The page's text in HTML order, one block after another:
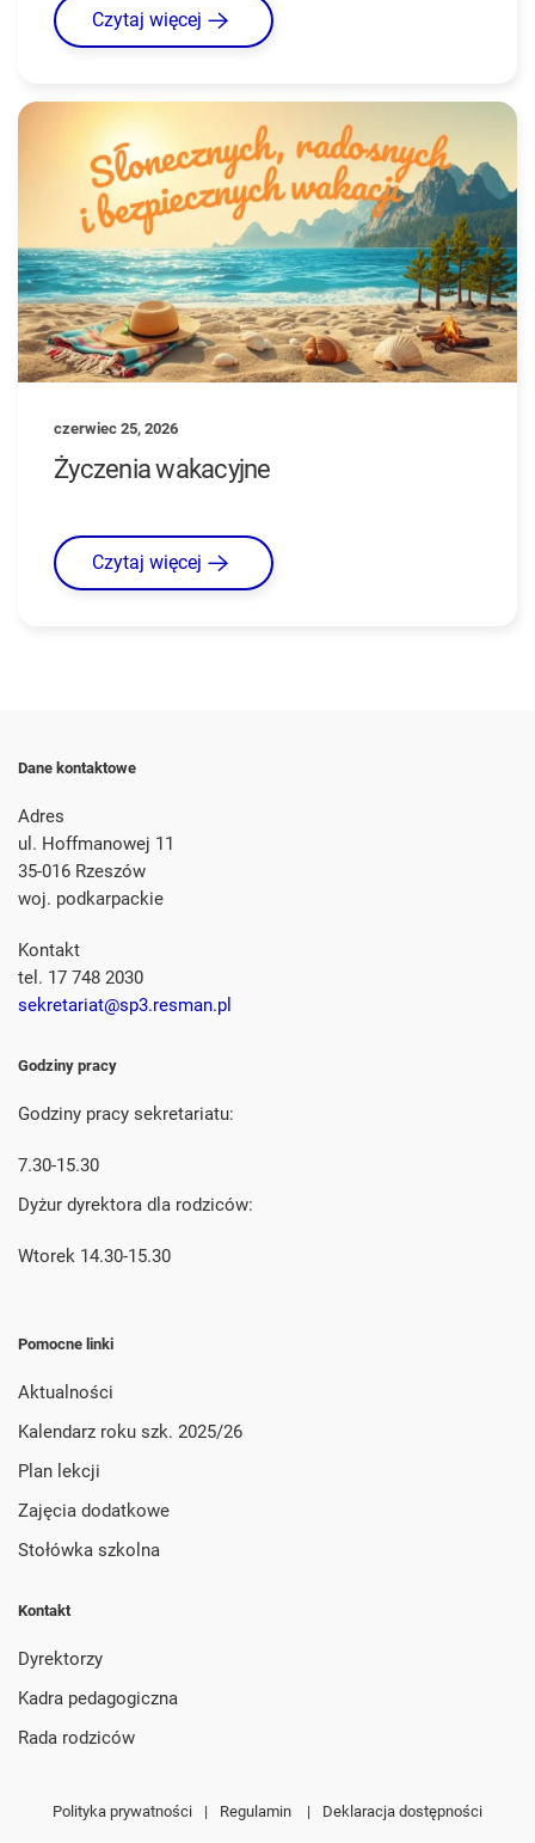
Czytaj więcej
czerwiec 25, 2026
Życzenia wakacyjne
Czytaj więcej
Dane kontaktowe
Adres
ul. Hoffmanowej 11
35-016 Rzeszów
woj. podkarpackie
Kontakt
tel. 17 748 2030
sekretariat@sp3.resman.pl
Godziny pracy
Godziny pracy sekretariatu:
7.30-15.30
Dyżur dyrektora dla rodziców:
Wtorek 14.30-15.30
Pomocne linki
Aktualności
Kalendarz roku szk. 2025/26
Plan lekcji
Zajęcia dodatkowe
Stołówka szkolna
Kontakt
Dyrektorzy
Kadra pedagogiczna
Rada rodziców
Polityka prywatności | Regulamin | Deklaracja dostępności